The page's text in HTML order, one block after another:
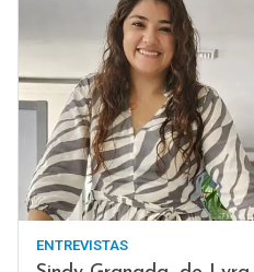
ENTREVISTAS